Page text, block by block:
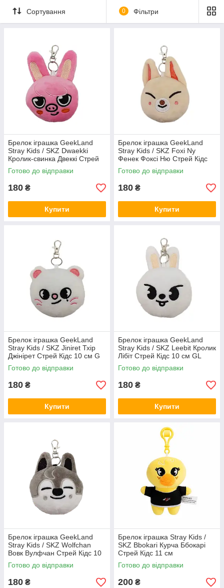
Сортування 0 Фільтри
Брелок іграшка GeekLand
Stray Kids / SKZ Dwaekki
Кролик-свинка Двеккі Стрей
Кідс 10 см G SKZ D05
Готово до відправки
180 ₴
Купити
Брелок іграшка GeekLand
Stray Kids / SKZ Foxi Ny
Фенек Фоксі Ню Стрей Кідс
10 см G SKZ FN07
Готово до відправки
180 ₴
Купити
Брелок іграшка GeekLand
Stray Kids / SKZ Jiniret Тхір
Джінірет Стрей Кідс 10 см G
SKZ J08
Готово до відправки
180 ₴
Купити
Брелок іграшка GeekLand
Stray Kids / SKZ Leebit Кролик
Лібіт Стрей Кідс 10 см GL
SKZ L 06
Готово до відправки
180 ₴
Купити
Брелок іграшка GeekLand
Stray Kids / SKZ Wolfchan
Вовк Вулфчан Стрей Кідс 10
см G SKZ04
Готово до відправки
180 ₴
Брелок іграшка Stray Kids /
SKZ Bbokari Курча Ббокарі
Стрей Кідс 11 см
Готово до відправки
200 ₴